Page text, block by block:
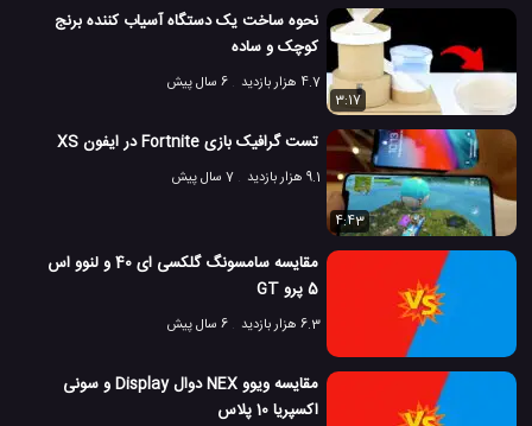
نحوه ساخت یک دستگاه آسیاب کننده برنج
کوچک و ساده
4.7 هزار بازدید
6 سال پیش
3:17
تست گرافیک بازی Fortnite در ایفون XS
9.1 هزار بازدید 7 سال پیش
4:43
مقایسه سامسونگ گلکسی ای 40 و لنوو اس
5 پرو GT
6.3 هزار بازدید 6 سال پیش
مقایسه ویوو NEX دوال Display و سونی
اکسپریا 10 پلاس